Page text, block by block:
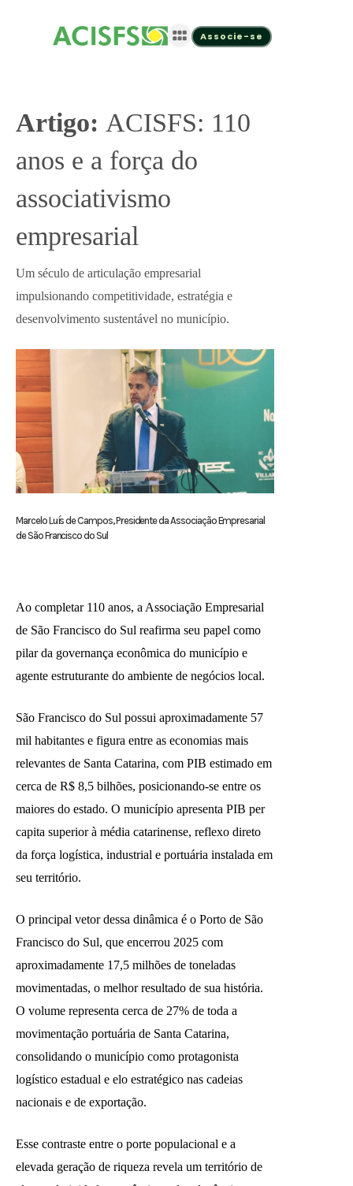
Associe-se
Artigo: ACISFS: 110
anos e a força do
associativismo
empresarial
Um século de articulação empresarial
impulsionando competitividade, estratégia e
desenvolvimento sustentável no município.
Marcelo Luís de Campos, Presidente da Associação Empresarial
de São Francisco do Sul
Ao completar 110 anos, a Associação Empresarial
de São Francisco do Sul reafirma seu papel como
pilar da governança econômica do município e
agente estruturante do ambiente de negócios local.
São Francisco do Sul possui aproximadamente 57
mil habitantes e figura entre as economias mais
relevantes de Santa Catarina, com PIB estimado em
cerca de R$ 8,5 bilhões, posicionando-se entre os
maiores do estado. O município apresenta PIB per
capita superior à média catarinense, reflexo direto
da força logística, industrial e portuária instalada em
seu território.
O principal vetor dessa dinâmica é o Porto de São
Francisco do Sul, que encerrou 2025 com
aproximadamente 17,5 milhões de toneladas
movimentadas, o melhor resultado de sua história.
O volume representa cerca de 27% de toda a
movimentação portuária de Santa Catarina,
consolidando o município como protagonista
logístico estadual e elo estratégico nas cadeias
nacionais e de exportação.
Esse contraste entre o porte populacional e a
elevada geração de riqueza revela um território de